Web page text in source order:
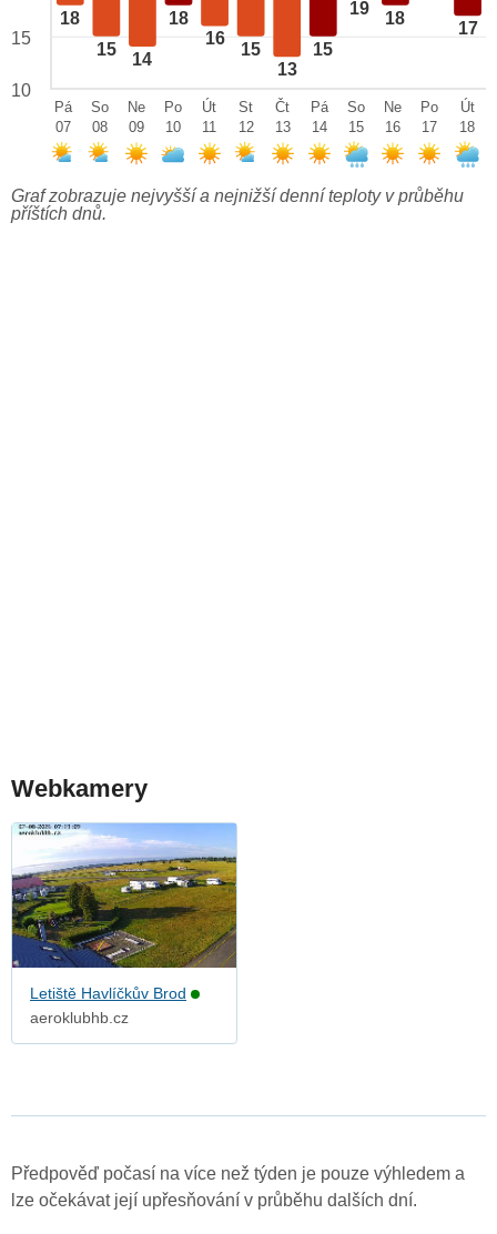
18
15
14
18
16
15
13
15
19
18
17
15
10
Pá
07
So
08
Ne
09
Po
10
Út
11
St
12
Čt
13
Pá
14
So
15
Ne
16
Po
17
Út
18
Graf zobrazuje nejvyšší a nejnižší denní teploty v průběhu
příštích dnů.
Webkamery
Letiště Havlíčkův Brod
aeroklubhb.cz
Předpověď počasí na více než týden je pouze výhledem a
lze očekávat její upřesňování v průběhu dalších dní.